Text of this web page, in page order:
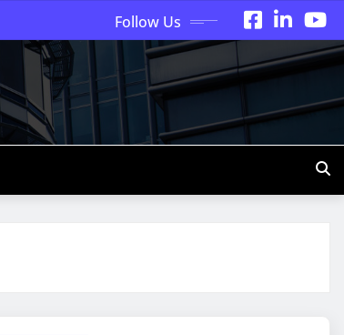
Follow Us